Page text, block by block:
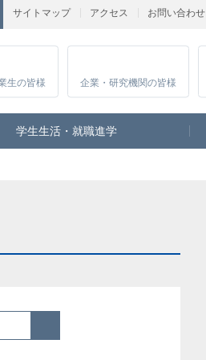
サイトマップ アクセス お問い合わせ
生の皆様 企業・研究機関の皆様
学生生活・就職進学